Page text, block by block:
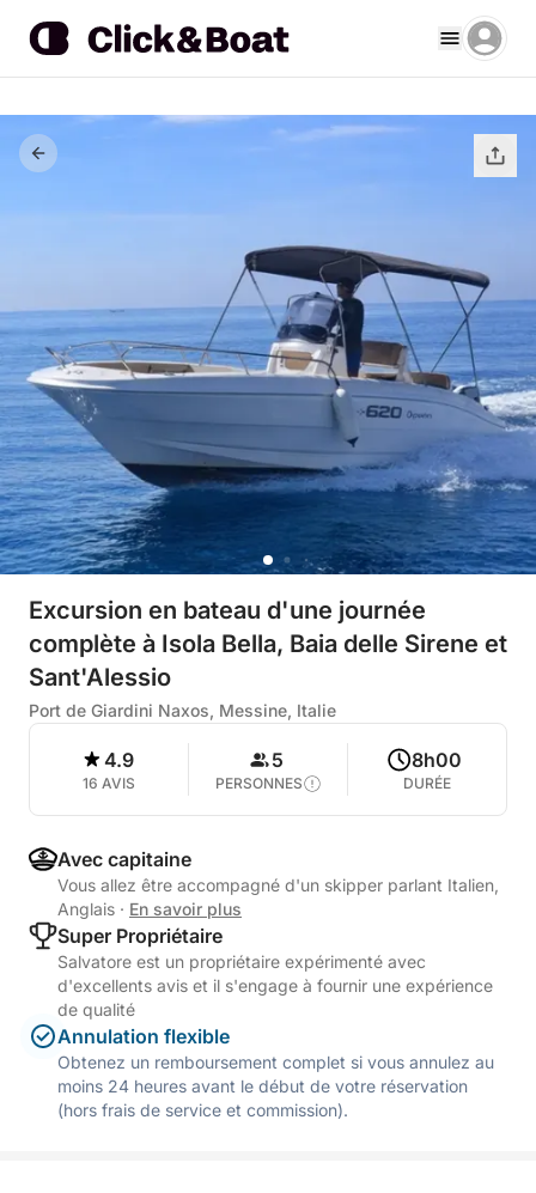
Excursion en bateau d'une journée
complète à Isola Bella, Baia delle Sirene et
Sant'Alessio
Port de Giardini Naxos, Messine, Italie
4.9
16 AVIS
5
PERSONNES
8h00
DURÉE
Avec capitaine
Vous allez être accompagné d'un skipper parlant Italien,
Anglais · En savoir plus
Super Propriétaire
Salvatore est un propriétaire expérimenté avec
d'excellents avis et il s'engage à fournir une expérience
de qualité
Annulation flexible
Obtenez un remboursement complet si vous annulez au
moins 24 heures avant le début de votre réservation
(hors frais de service et commission).